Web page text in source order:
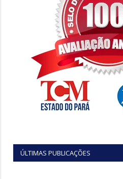
ÚLTIMAS PUBLICAÇÕES